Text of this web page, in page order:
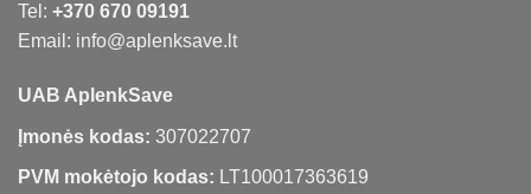
Tel: +370 670 09191
Email: info@aplenksave.lt
UAB AplenkSave
Įmonės kodas: 307022707
PVM mokėtojo kodas: LT100017363619